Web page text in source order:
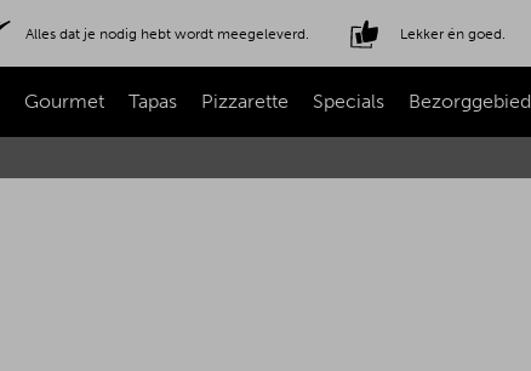
Alles dat je nodig hebt wordt meegeleverd. Lekker én goed.
Gourmet Tapas Pizzarette Specials Bezorggebied